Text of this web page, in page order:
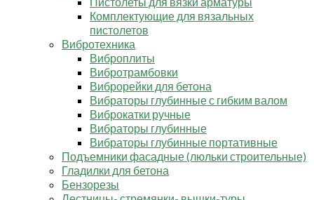
Комплектующие для вязальных
пистолетов
Вибротехника
Виброплиты
Вибротрамбовки
Виброрейки для бетона
Вибраторы глубинные с гибким валом
Виброкатки ручные
Вибраторы глубинные
Вибраторы глубинные портативные
Подъемники фасадные (люльки строительные)
Гладилки для бетона
Бензорезы